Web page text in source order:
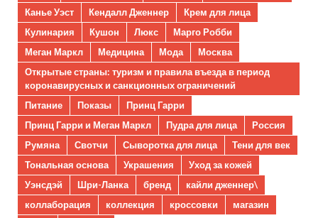
Канье Уэст
Кендалл Дженнер
Крем для лица
Кулинария
Кушон Люкс
Марго Робби
Меган Маркл
Медицина Мода
Москва
Открытые страны: туризм и правила въезда в период
коронавирусных и санкционных ограничений
Питание
Показы
Принц Гарри
Принц Гарри и Меган Маркл
Пудра для лица
Россия
Румяна
Свотчи Сыворотка для лица
Тени для век
Тональная основа
Украшения
Уход за кожей
Уэнсдэй
Шри-Ланка бренд
кайли дженнер\
коллаборация
коллекция кроссовки
магазин